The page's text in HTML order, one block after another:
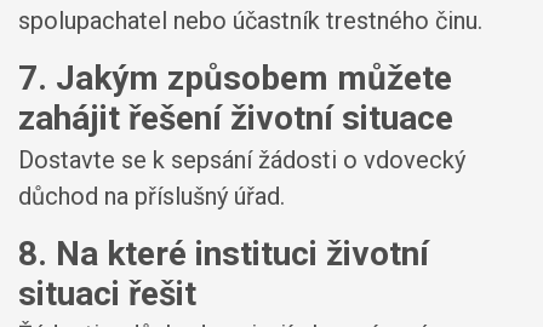
spolupachatel nebo účastník trestného činu.
7. Jakým způsobem můžete
zahájit řešení životní situace
Dostavte se k sepsání žádosti o vdovecký
důchod na příslušný úřad.
8. Na které instituci životní
situaci řešit